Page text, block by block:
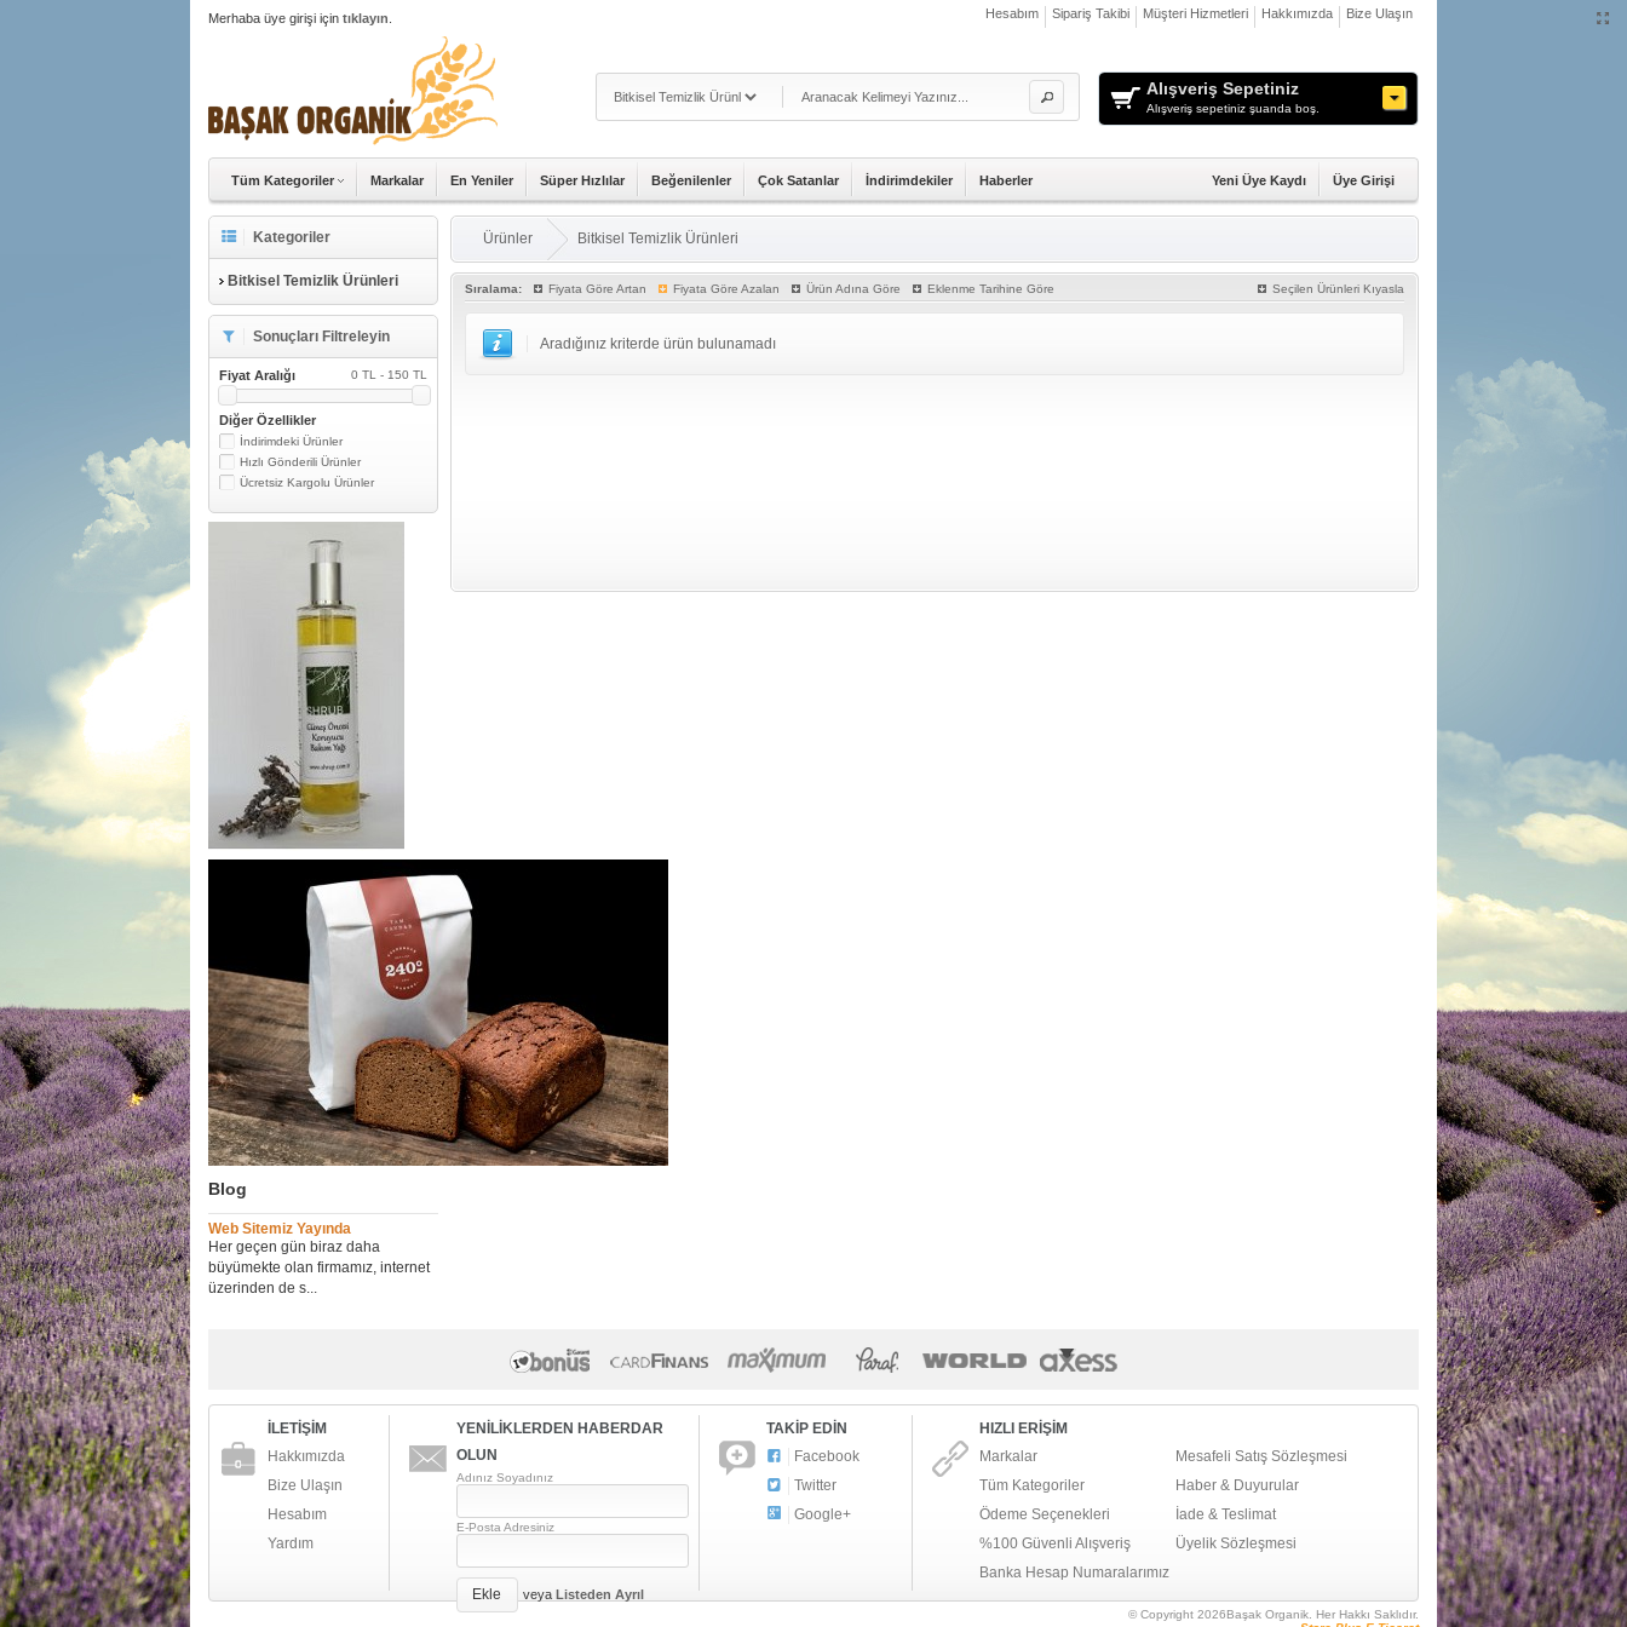
Merhaba üye girişi için tıklayın
Alışveriş Sepetiniz
Alışveriş sepetiniz şuanda boş.
Tüm Kategoriler Markalar En Yeniler Süper Hızlılar Beğenilenler Çok Satanlar İndirimdekiler Haberler Üye Girişi
Yeni Üye Kaydı
Bize Ulaşın
Hakkımızda
Müşteri Hizmetleri
Sipariş Takibi
Hesabım
Kategoriler
Bitkisel Temizlik Ürünleri
Sonuçları Filtreleyin
Fiyat Aralığı 0 TL - 150 TL
Diğer Özellikler
İndirimdeki Ürünler
Hızlı Gönderili Ürünler
Ücretsiz Kargolu Ürünler
Blog
Web Sitemiz Yayında
Her geçen gün biraz daha
büyümekte olan firmamız, internet
üzerinden de s...
Ürünler Bitkisel Temizlik Ürünleri
Sıralama: Fiyata Göre Artan Fiyata Göre Azalan Ürün Adına Göre Eklenme Tarihine Göre Seçilen Ürünleri Kıyasla
Aradığınız kriterde ürün bulunamadı
İLETİŞİM
Hakkımızda
Bize Ulaşın
Hesabım
Yardım
YENİLİKLERDEN HABERDAR
OLUN
Adınız Soyadınız
E-Posta Adresiniz
Ekle veya Listeden Ayrıl
TAKİP EDİN
Facebook
Twitter
Google+
HIZLI ERİŞİM
Markalar
Mesafeli Satış Sözleşmesi
Tüm Kategoriler
Haber & Duyurular
Ödeme Seçenekleri
İade & Teslimat
%100 Güvenli Alışveriş
Üyelik Sözleşmesi
Banka Hesap Numaralarımız
© Copyright 2026Başak Organik. Her Hakkı Saklıdır.